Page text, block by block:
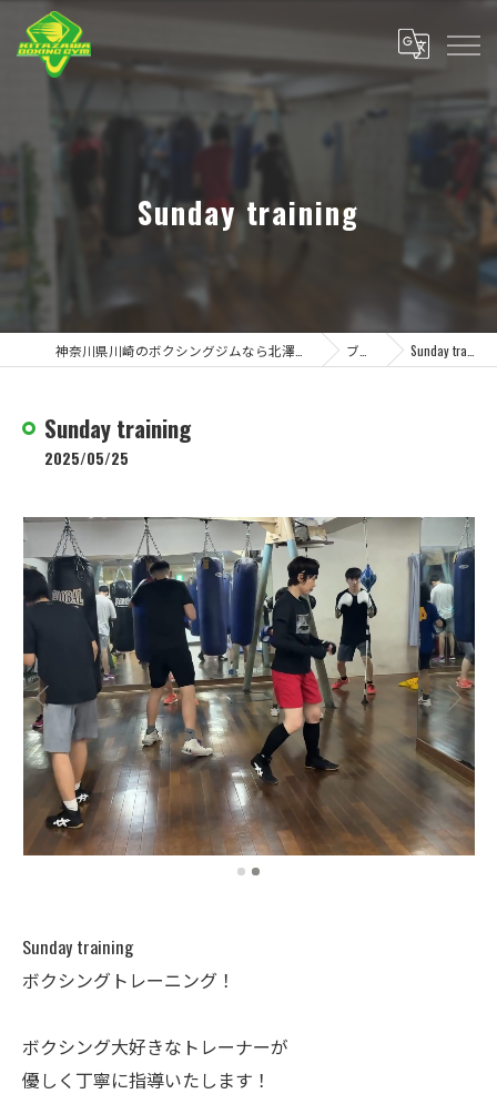
Sunday training
ブログ Sunday training
Sunday training
2025/05/25
Sunday training
ボクシングトレーニング！
ボクシング大好きなトレーナーが
優しく丁寧に指導いたします！